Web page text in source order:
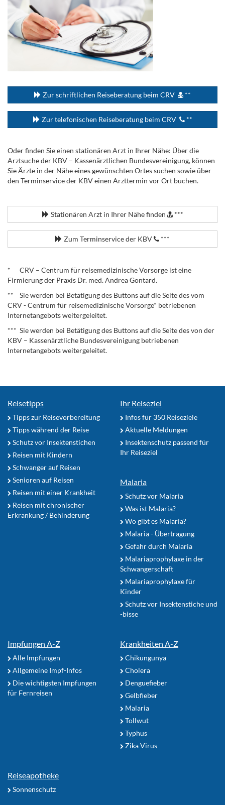
Zur schriftlichen Reiseberatung beim CRV **
Zur telefonischen Reiseberatung beim CRV **
Oder finden Sie einen stationären Arzt in Ihrer Nähe: Über die
Arztsuche der KBV – Kassenärztlichen Bundesvereinigung, können
Sie Ärzte in der Nähe eines gewünschten Ortes suchen sowie über
den Terminservice der KBV einen Arzttermin vor Ort buchen.
Stationären Arzt in Ihrer Nähe finden ***
Zum Terminservice der KBV ***
* CRV – Centrum für reisemedizinische Vorsorge ist eine
Firmierung der Praxis Dr. med. Andrea Gontard.
** Sie werden bei Betätigung des Buttons auf die Seite des vom
CRV - Centrum für reisemedizinische Vorsorge* betriebenen
Internetangebots weitergeleitet.
*** Sie werden bei Betätigung des Buttons auf die Seite des von der
KBV – Kassenärztliche Bundesvereinigung betriebenen
Internetangebots weitergeleitet.
Reisetipps
Tipps zur Reisevorbereitung
Tipps während der Reise
Schutz vor Insektenstichen
Reisen mit Kindern
Schwanger auf Reisen
Senioren auf Reisen
Reisen mit einer Krankheit
Reisen mit chronischer
Erkrankung / Behinderung
Ihr Reiseziel
Infos für 350 Reiseziele
Aktuelle Meldungen
Insektenschutz passend für
Ihr Reiseziel
Malaria
Schutz vor Malaria
Was ist Malaria?
Wo gibt es Malaria?
Malaria - Übertragung
Gefahr durch Malaria
Malariaprophylaxe in der
Schwangerschaft
Malariaprophylaxe für
Kinder
Schutz vor Insektenstiche und
-bisse
Impfungen A-Z
Alle Impfungen
Allgemeine Impf-Infos
Die wichtigsten Impfungen
für Fernreisen
Krankheiten A-Z
Chikungunya
Cholera
Denguefieber
Gelbfieber
Malaria
Tollwut
Typhus
Zika Virus
Reiseapotheke
Sonnenschutz